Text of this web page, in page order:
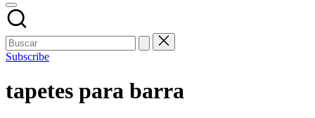
Subscribe
tapetes para barra